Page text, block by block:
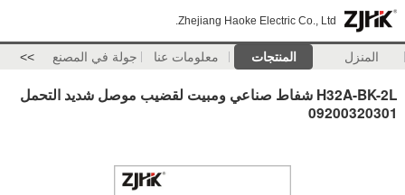
Zhejiang Haoke Electric Co., Ltd.
المنزل المنتجات معلومات عنا جولة في المصنع >>
H32A-BK-2L شفاط صناعي ومبيت لقضيب موصل شديد التحمل
09200320301